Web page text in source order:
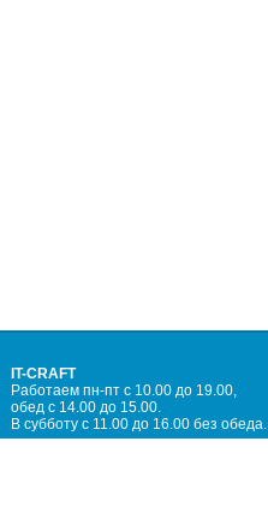
IT-CRAFT
Работаем пн-пт с 10.00 до 19.00,
обед с 14.00 до 15.00.
В субботу с 11.00 до 16.00 без обеда.